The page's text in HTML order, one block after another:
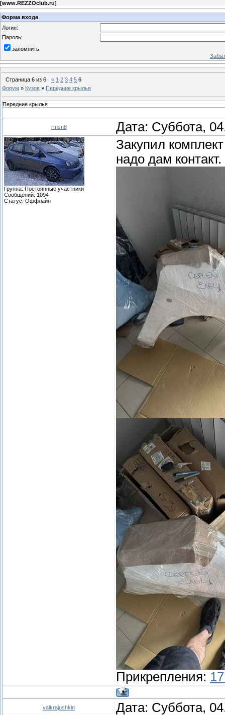
[www.REZZOclub.ru]
Форма входа
Логин:
Пароль:
запомнить
Страница 6 из 6 « 1 2 3 4 5 6
Форум » Кузов » Передние крылья
Передние крылья
rmsn8 Дата: Суббота,
Группа: Постоянные участники
Сообщений: 1094
Статус: Оффлайн
Закупил
надо дам
Прикрепления:
valkrajushkin Дата: Суббота,